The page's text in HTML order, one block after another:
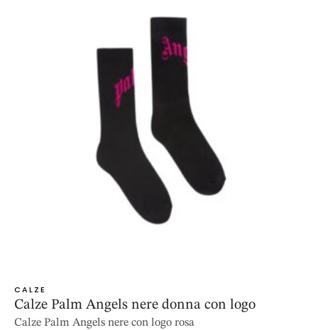
CALZE
Calze Palm Angels nere donna con logo
Calze Palm Angels nere con logo rosa